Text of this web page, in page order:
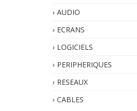
AUDIO
ECRANS
LOGICIELS
PERIPHERIQUES
RESEAUX
CABLES